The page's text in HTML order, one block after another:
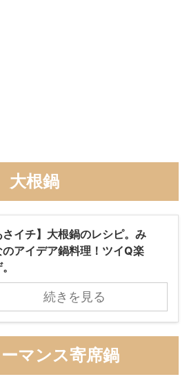
大根鍋
さイチ】大根鍋のレシピ。み
のアイデア鍋料理！ツイQ楽
続きを見る
マンス寄席鍋